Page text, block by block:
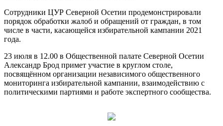
Сотрудники ЦУР Северной Осетии продемонстрировали
порядок обработки жалоб и обращений от граждан, в том
числе в части, касающейся избирательной кампании 2021
года.
23 июля в 12.00 в Общественной палате Северной Осетии
Александр Брод примет участие в круглом столе,
посвящённом организации независимого общественного
мониторинга избирательной кампании, взаимодействию с
политическими партиями и работе экспертного сообщества.